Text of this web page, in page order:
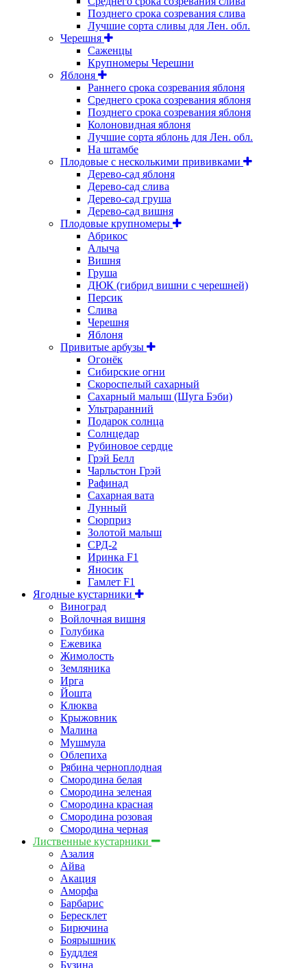
Позднего срока созревания слива
Лучшие сорта сливы для Лен. обл.
Черешня
Саженцы
Крупномеры Черешни
Яблоня
Раннего срока созревания яблоня
Среднего срока созревания яблоня
Позднего срока созревания яблоня
Колоновидная яблоня
Лучшие сорта яблонь для Лен. обл.
На штамбе
Плодовые с несколькими прививками
Дерево-сад яблоня
Дерево-сад слива
Дерево-сад груша
Дерево-сад вишня
Плодовые крупномеры
Абрикос
Алыча
Вишня
Груша
ДЮК (гибрид вишни с черешней)
Персик
Слива
Черешня
Яблоня
Привитые арбузы
Огонёк
Сибирские огни
Скороспелый сахарный
Сахарный малыш (Шуга Бэби)
Ультраранний
Подарок солнца
Солнцедар
Рубиновое сердце
Грэй Белл
Чарльстон Грэй
Рафинад
Сахарная вата
Лунный
Сюрприз
Золотой малыш
СРД-2
Иринка F1
Яносик
Гамлет F1
Ягодные кустарники
Виноград
Войлочная вишня
Голубика
Ежевика
Жимолость
Земляника
Ирга
Йошта
Клюква
Крыжовник
Малина
Мушмула
Облепиха
Рябина черноплодная
Смородина белая
Смородина зеленая
Смородина красная
Смородина розовая
Смородина черная
Лиственные кустарники
Азалия
Айва
Акация
Аморфа
Барбарис
Бересклет
Бирючина
Боярышник
Буддлея
Бузина